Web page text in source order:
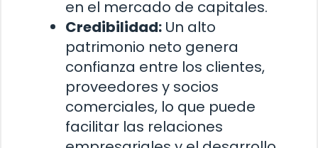
en el mercado de capitales.
Credibilidad: Un alto
patrimonio neto genera
confianza entre los clientes,
proveedores y socios
comerciales, lo que puede
facilitar las relaciones